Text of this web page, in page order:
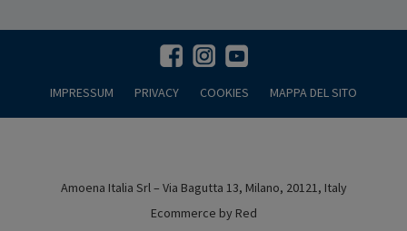
IMPRESSUM PRIVACY COOKIES MAPPA DEL SITO
Amoena Italia Srl – Via Bagutta 13, Milano, 20121, Italy
Ecommerce by Red